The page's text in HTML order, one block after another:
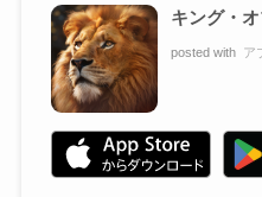
キング・
posted with ア